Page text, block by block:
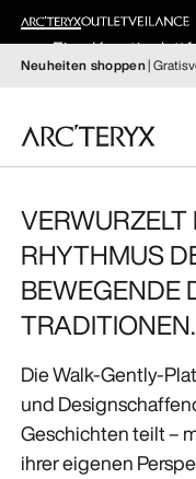
Neuheiten shoppen|
Beweg dich, wie du
Wandern und
sorgen.
Damen shoppen
Kostenlose Rückgabe
rücknahmefähige
zurückgeben.Eine
DAMEN
HERREN
SCHUHE
AUSRÜSTUNG
VEILANCE
AUSRÜSTUNG
VEILANCE
Eine
RHYTHMUS
BEWEGENDE
TRADITIONEN.
Die Walk-Gently-
und
Geschichten teilt –
ihrer eigenen